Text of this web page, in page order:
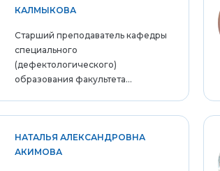
КАЛМЫКОВА
Старший преподаватель кафедры
специального
(дефектологического)
образования факультета...
НАТАЛЬЯ АЛЕКСАНДРОВНА
АКИМОВА